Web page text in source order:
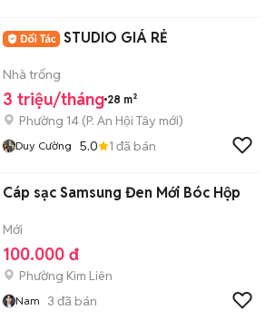
STUDIO GIÁ RẺ
Nhà trống
3 triệu/tháng 28 m²
Phường 14 (P. An Hội Tây mới)
Duy Cường 5.0 1 đã bán
Cáp sạc Samsung Đen Mới Bóc Hộp
Mới
100.000 đ
Phường Kim Liên
Nam 3 đã bán